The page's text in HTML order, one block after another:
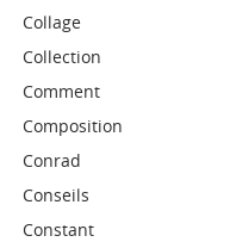
Collage
Collection
Comment
Composition
Conrad
Conseils
Constant